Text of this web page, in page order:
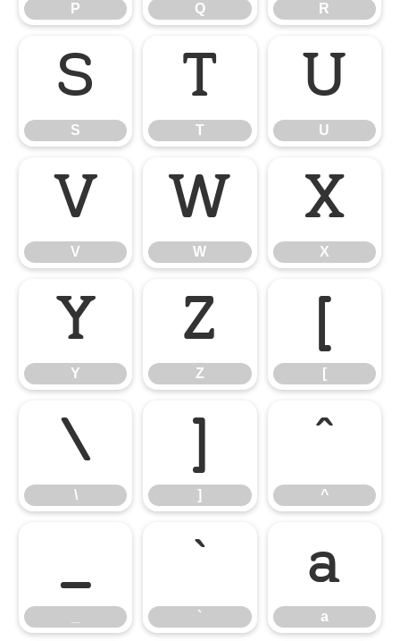
P Q R
S
S
T
T
U
U
V
V
W
W
X
X
Y
Y
Z
Z [
\
\ ]
^
^
_ `
`
a
a